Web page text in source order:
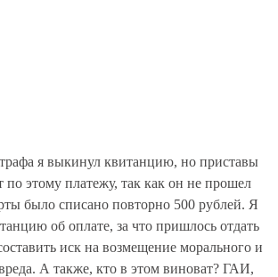
я выкинул квитанцию, но приставы
по этому платежу, так как он не прошел
было списано повторно 500 рублей. Я
об оплате, за что пришлось отдать
иск на возмещение морального и
А также, кто в этом виноват? ГАИ,